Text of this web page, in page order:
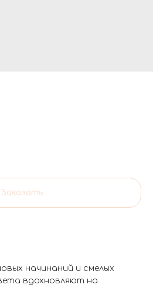
Заказать
начинаний и смелых
вдохновляют на